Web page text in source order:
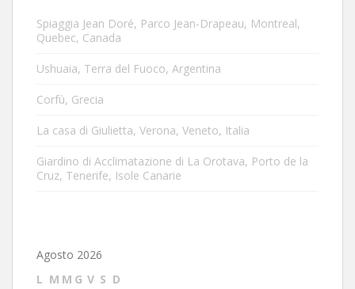
Spiaggia Jean Doré, Parco Jean-Drapeau, Montreal,
Quebec, Canada
Ushuaia, Terra del Fuoco, Argentina
Corfù, Grecia
La casa di Giulietta, Verona, Veneto, Italia
Giardino di Acclimatazione di La Orotava, Porto de la
Cruz, Tenerife, Isole Canarie
Agosto 2026
L M M G V S D